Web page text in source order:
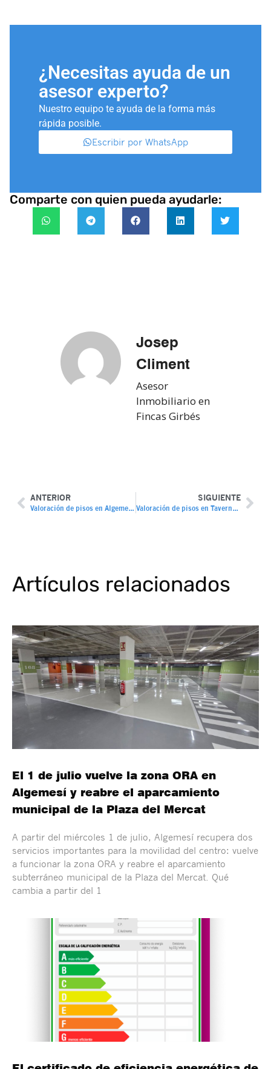
¿Necesitas ayuda de un
asesor experto?
Nuestro equipo te ayuda de la forma más
rápida posible.
Escribir por WhatsApp
Comparte con quien pueda ayudarle:
Josep
Climent
Asesor
Inmobiliario en
Fincas Girbés
ANTERIOR
Valoración de pisos en Algemesí: cómo obtener el mejor precio por tu vivienda
SIGUIENTE
Valoración de pisos en Tavernes de la Valldigna: claves para vender con éxito
Artículos relacionados
El 1 de julio vuelve la zona ORA en
Algemesí y reabre el aparcamiento
municipal de la Plaza del Mercat
A partir del miércoles 1 de julio, Algemesí recupera dos
servicios importantes para la movilidad del centro: vuelve
a funcionar la zona ORA y reabre el aparcamiento
subterráneo municipal de la Plaza del Mercat. Qué
cambia a partir del 1